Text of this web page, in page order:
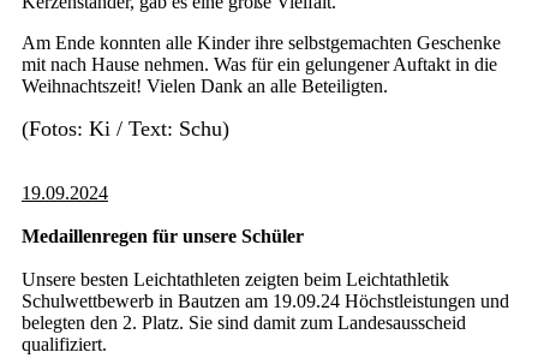
Am Ende konnten alle Kinder ihre selbstgemachten Geschenke
mit nach Hause nehmen. Was für ein gelungener Auftakt in die
Weihnachtszeit! Vielen Dank an alle Beteiligten.
(Fotos: Ki / Text: Schu)
19.09.2024
Medaillenregen für unsere Schüler
Unsere besten Leichtathleten zeigten beim Leichtathletik
Schulwettbewerb in Bautzen am 19.09.24 Höchstleistungen und
belegten den 2. Platz. Sie sind damit zum Landesausscheid
qualifiziert.